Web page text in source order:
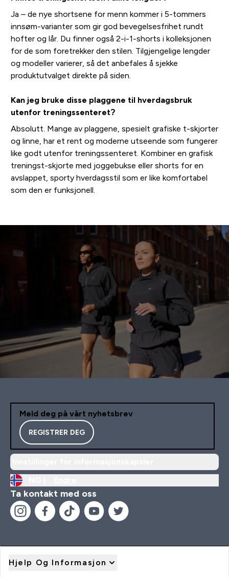
Ja – de nye shortsene for menn kommer i 5-tommers
innsøm-varianter som gir god bevegelsesfrihet rundt
hofter og lår. Du finner også 2-i-1-shorts i kolleksjonen
for de som foretrekker den stilen. Tilgjengelige lengder
og modeller varierer, så det anbefales å sjekke
produktutvalget direkte på siden.
Kan jeg bruke disse plaggene til hverdagsbruk
utenfor treningssenteret?
Absolutt. Mange av plaggene, spesielt grafiske t-skjorter
og linne, har et rent og moderne utseende som fungerer
like godt utenfor treningssenteret. Kombiner en grafisk
treningst-skjorte med joggebukse eller shorts for en
avslappet, sporty hverdagsstil som er like komfortabel
som den er funksjonell.
Meld deg på vårt nyhetsbrev
REGISTRER DEG
Ta kontakt med oss
Hjelp Og Informasjon